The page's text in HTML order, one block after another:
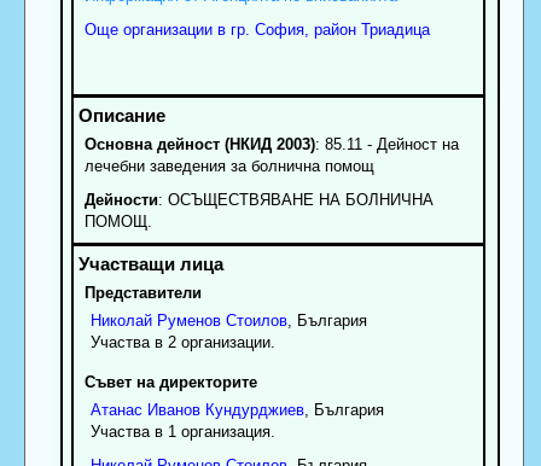
Още организации в гр. София, район Триадица
Основна дейност (НКИД 2003): 85.11 - Дейност на
лечебни заведения за болнична помощ
Дейности: ОСЪЩЕСТВЯВАНЕ НА БОЛНИЧНА
ПОМОЩ.
Представители
Николай Руменов Стоилов, България
Участва в 2 организации.
Съвет на директорите
Атанас Иванов Кундурджиев, България
Участва в 1 организация.